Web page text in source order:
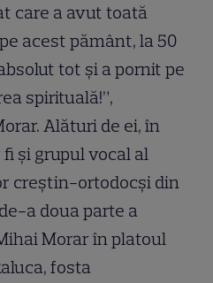
care a avut toată
acest pământ, la 50
tot şi a pornit pe
spirituală!”,
Alături de ei, în
şi grupul vocal al
creştin-ortodocşi din
a doua parte a
Morar în platoul
fosta